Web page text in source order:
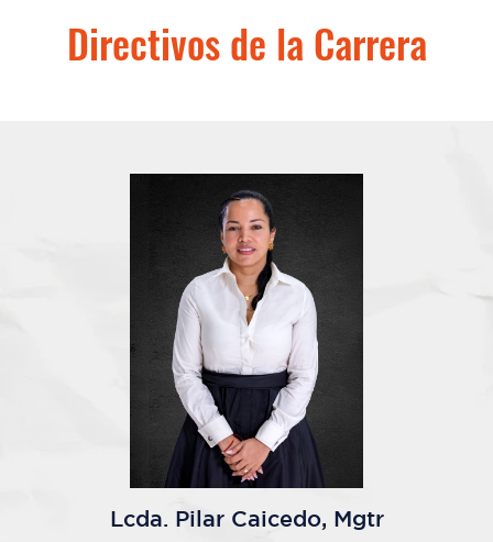
Directivos de la Carrera
Lcda. Pilar Caicedo, Mgtr